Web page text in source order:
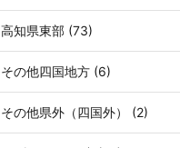
高知県東部 (73)
その他四国地方 (6)
その他県外（四国外） (2)